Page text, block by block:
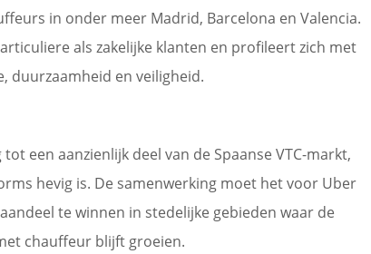
in onder meer Madrid, Barcelona en Valencia.
als zakelijke klanten en profileert zich met
duurzaamheid en veiligheid.
een aanzienlijk deel van de Spaanse VTC-markt,
hevig is. De samenwerking moet het voor Uber
te winnen in stedelijke gebieden waar de
chauffeur blijft groeien.